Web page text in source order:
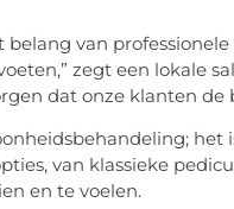
van
zegt een lokale
dat onze klanten de
van klassieke
en te voelen.